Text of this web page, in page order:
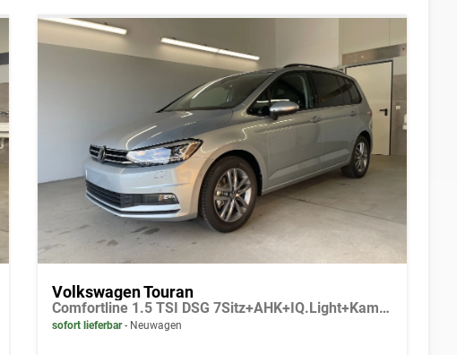
Volkswagen Touran
Comfortline 1.5 TSI DSG 7Sitz+AHK+IQ.Light+Kamera+Navi+eHeck+Keyless+Sitzheiz
sofort lieferbar Neuwagen